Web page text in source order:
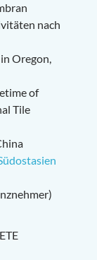
nach
Oregon,
of
Tile